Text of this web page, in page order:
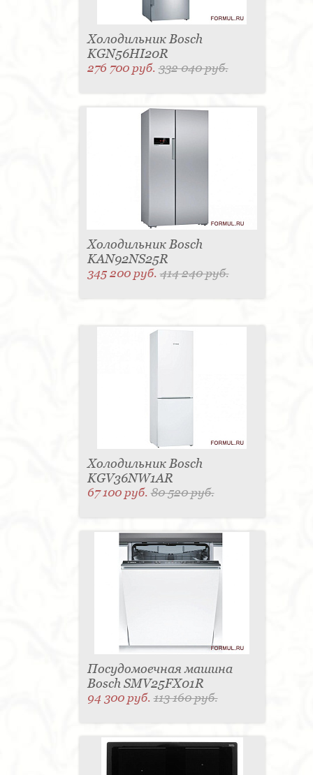
Холодильник Bosch
KGN56HI20R
276 700 руб.332 040 руб.
Холодильник Bosch
KAN92NS25R
345 200 руб.414 240 руб.
Холодильник Bosch
KGV36NW1AR
67 100 руб.80 520 руб.
Посудомоечная машина
Bosch SMV25FX01R
94 300 руб.113 160 руб.